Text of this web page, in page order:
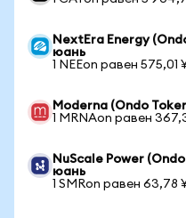
NextEra Energy
юань
1 NEEon равен 575,01
Moderna (Ondo
1 MRNAon равен
NuScale Power
юань
1 SMRon равен 63,78